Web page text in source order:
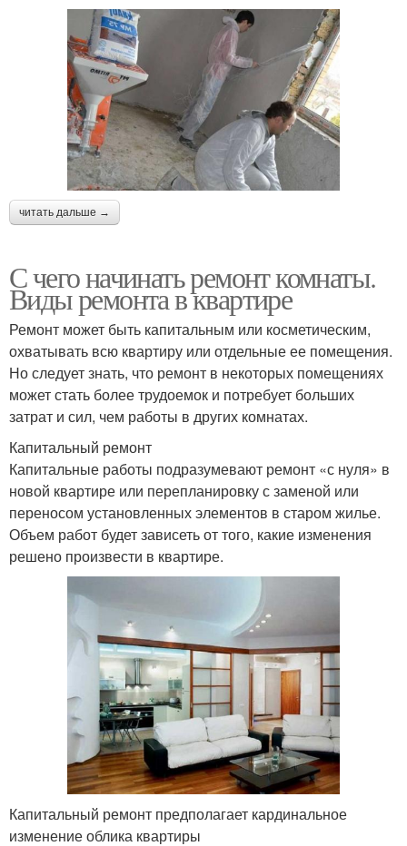
читать дальше →
С чего начинать ремонт комнаты.
Виды ремонта в квартире
Ремонт может быть капитальным или косметическим,
охватывать всю квартиру или отдельные ее помещения.
Но следует знать, что ремонт в некоторых помещениях
может стать более трудоемок и потребует больших
затрат и сил, чем работы в других комнатах.
Капитальный ремонт
Капитальные работы подразумевают ремонт «с нуля» в
новой квартире или перепланировку с заменой или
переносом установленных элементов в старом жилье.
Объем работ будет зависеть от того, какие изменения
решено произвести в квартире.
Капитальный ремонт предполагает кардинальное
изменение облика квартиры